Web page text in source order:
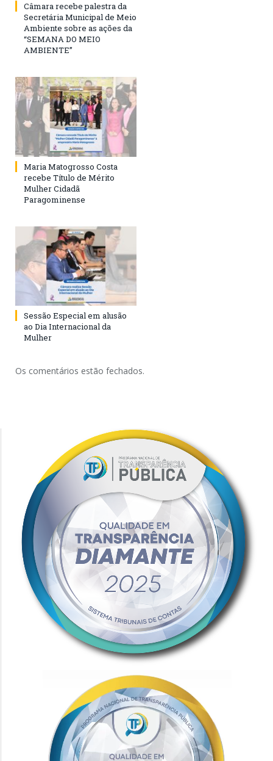
Câmara recebe palestra da
Secretária Municipal de Meio
Ambiente sobre as ações da
“SEMANA DO MEIO
AMBIENTE”
Maria Matogrosso Costa
recebe Título de Mérito
Mulher Cidadã
Paragominense
Sessão Especial em alusão
ao Dia Internacional da
Mulher
Os comentários estão fechados.